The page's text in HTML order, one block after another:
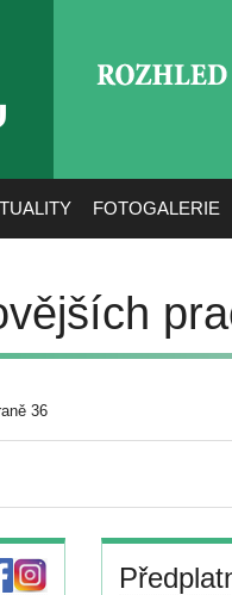
FOTOGALERIE
36